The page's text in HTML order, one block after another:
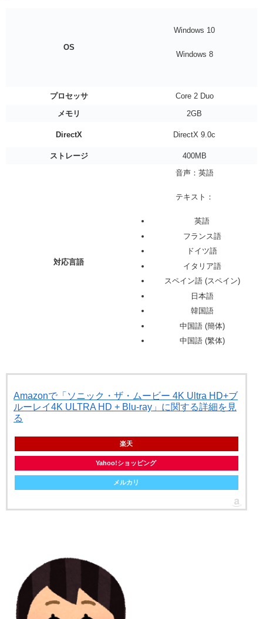
OS
Windows 10
Windows 8
プロセッサ
Core 2 Duo
メモリ
2GB
DirectX DirectX 9.0c
ストレージ 400MB
対応言語
音声：英語
テキスト：
英語
フランス語
ドイツ語
イタリア語
スペイン語 (スペイン)
日本語
韓国語
中国語 (簡体)
中国語 (繁体)
Amazonで「ソニック・ザ・ムービー 4K Ultra HD+ブ
ルーレイ4K ULTRA HD + Blu-ray」に関する詳細を見
る
楽天
Yahoo!ショッピング
メルカリ